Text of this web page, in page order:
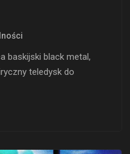
baskijski black metal,
teledysk do
z nadchodzącego
świata po śmierci